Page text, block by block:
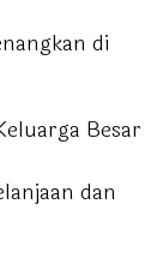
di
Besar
dan